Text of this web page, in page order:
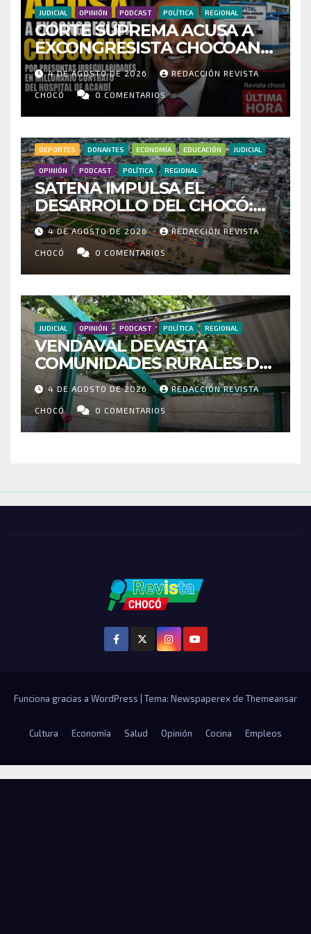
JUDICIAL OPINIÓN PODCAST POLÍTICA REGIONAL
CORTE SUPREMA ACUSA A
EXCONGRESISTA CHOCOANO
POR PRESUNTAS
IRREGULARIDADES EN
MILLONARIO CONTRATO DEL
HOSPITAL DE ACANDÍ
4 DE AGOSTO DE 2026 REDACCIÓN REVISTA
CHOCÓ 0 COMENTARIOS
DEPORTES DONANTES ECONOMÍA EDUCACIÓN JUDICIAL
OPINIÓN PODCAST POLÍTICA REGIONAL
SATENA IMPULSA EL
DESARROLLO DEL CHOCÓ:
MÁS DE 35 MIL PASAJEROS
MOVILIZADOS Y NUEVAS
RUTAS FORTALECEN LA
CONECTIVIDAD
4 DE AGOSTO DE 2026 REDACCIÓN REVISTA
CHOCÓ 0 COMENTARIOS
JUDICIAL OPINIÓN PODCAST POLÍTICA REGIONAL
VENDAVAL DEVASTA
COMUNIDADES RURALES DE
RIOSUCIO: ESCUELAS,
VIVIENDAS Y CEMENTERIO
ENTRE LOS AFECTADOS
4 DE AGOSTO DE 2026 REDACCIÓN REVISTA
CHOCÓ 0 COMENTARIOS
Funciona gracias a WordPress Tema: Newspaperex de Themeansar
Cultura Economía Salud Opinión Cocina Empleos